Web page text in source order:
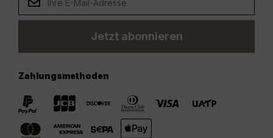
Jetzt abonnieren
Zahlungsmethoden